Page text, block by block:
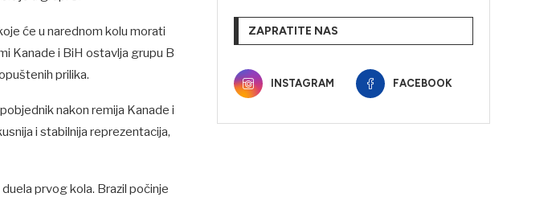
će u narednom kolu morati
Kanade i BiH ostavlja grupu B
prilika.
nakon remija Kanade i
i stabilnija reprezentacija,
prvog kola. Brazil počinje
ZAPRATITE NAS
INSTAGRAM FACEBOOK